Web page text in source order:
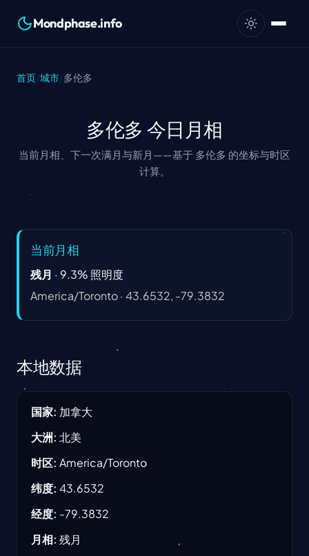
Mondphase.info
首页 城市 多伦多
多伦多 今日月相
当前月相、下一次满月与新月——基于 多伦多 的坐标与时区
计算。
当前月相
残月 · 9.3% 照明度
America/Toronto· 43.6532, -79.3832
本地数据
国家: 加拿大
大洲: 北美
时区: America/Toronto
纬度: 43.6532
经度: -79.3832
月相: 残月